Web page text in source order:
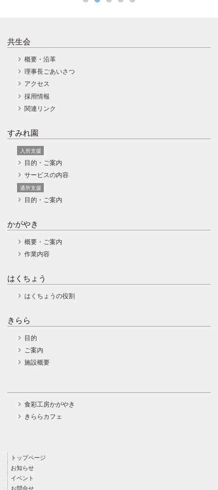
共生会
概要・沿革
理事長ごあいさつ
アクセス
採用情報
関連リンク
すみれ園
入所支援
目的・ご案内
サービスの内容
通所支援
目的・ご案内
かがやき
概要・ご案内
作業内容
はくちょう
はくちょうの役割
きらら
目的
ご案内
施設概要
食彩工房かがやき
きららカフェ
トップページ
お知らせ
イベント